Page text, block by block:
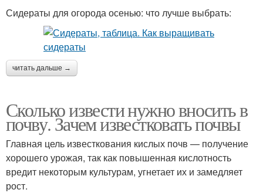
Сидераты для огорода осенью: что лучше выбрать:
читать дальше →
Сколько извести нужно вносить в
почву. Зачем известковать почвы
Главная цель известкования кислых почв — получение
хорошего урожая, так как повышенная кислотность
вредит некоторым культурам, угнетает их и замедляет
рост.